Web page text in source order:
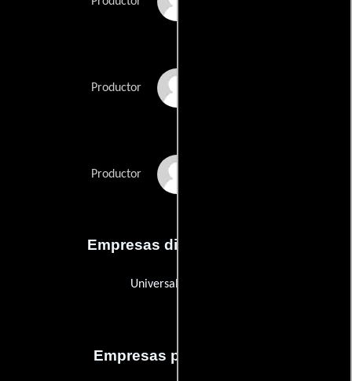
Productor
Productor
Empresas distribuidoras
Universal Pictures
Empresas productoras